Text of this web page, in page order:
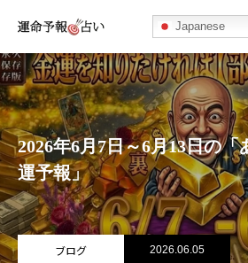
Japanese
運命予報占い
運命予報占いとは
あなたの所属部屋を探そう！
最恐の相性占い
秘伝公開！吉凶カレンダー
2026年6月7日～6月13日の
運予報」
ブログ 2026.06.05